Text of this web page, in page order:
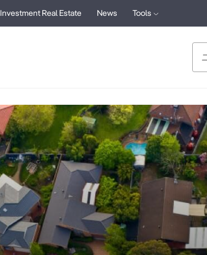
Investment Real Estate News Tools